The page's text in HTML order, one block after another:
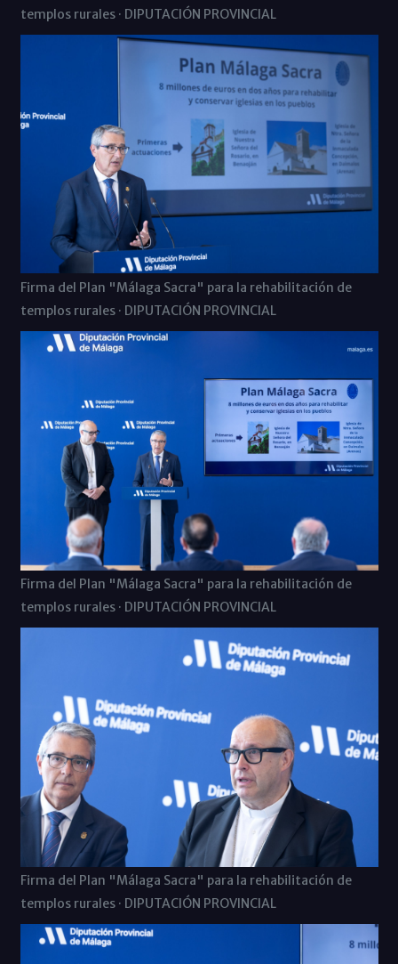
templos rurales · DIPUTACIÓN PROVINCIAL
Firma del Plan "Málaga Sacra" para la rehabilitación de
templos rurales · DIPUTACIÓN PROVINCIAL
Firma del Plan "Málaga Sacra" para la rehabilitación de
templos rurales · DIPUTACIÓN PROVINCIAL
Firma del Plan "Málaga Sacra" para la rehabilitación de
templos rurales · DIPUTACIÓN PROVINCIAL